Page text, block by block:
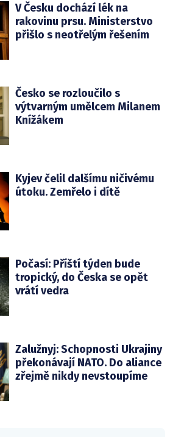
V Česku dochází lék na
rakovinu prsu. Ministerstvo
přišlo s neotřelým řešením
Česko se rozloučilo s
výtvarným umělcem Milanem
Knížákem
Kyjev čelil dalšímu ničivému
útoku. Zemřelo i dítě
Počasí: Příští týden bude
tropický, do Česka se opět
vrátí vedra
Zalužnyj: Schopnosti Ukrajiny
překonávají NATO. Do aliance
zřejmě nikdy nevstoupíme